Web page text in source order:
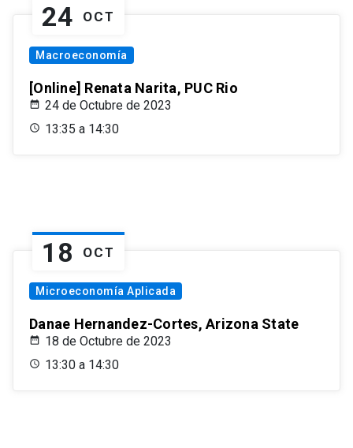
24 OCT
Macroeconomía
[Online] Renata Narita, PUC Rio
24 de Octubre de 2023
13:35 a 14:30
18 OCT
Microeconomía Aplicada
Danae Hernandez-Cortes, Arizona State
18 de Octubre de 2023
13:30 a 14:30